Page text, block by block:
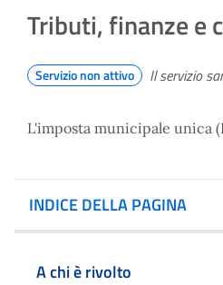
Tributi, finanze e
Servizio non attivo Il servizio
L'imposta municipale unica
INDICE DELLA PAGINA
A chi è rivolto